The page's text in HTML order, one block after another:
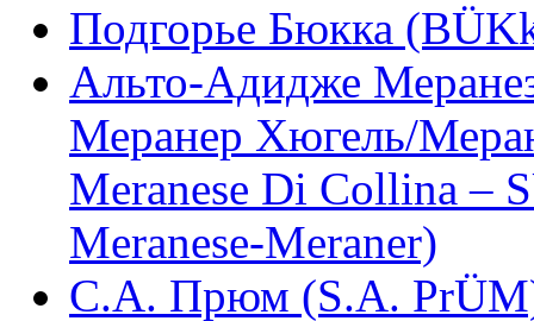
Подгорье Бюкка
Альто-Адидже
Меранер Хюгель/
Meranese Di Collina –
Meranese-Meraner)
С.А. Прюм (S.A.